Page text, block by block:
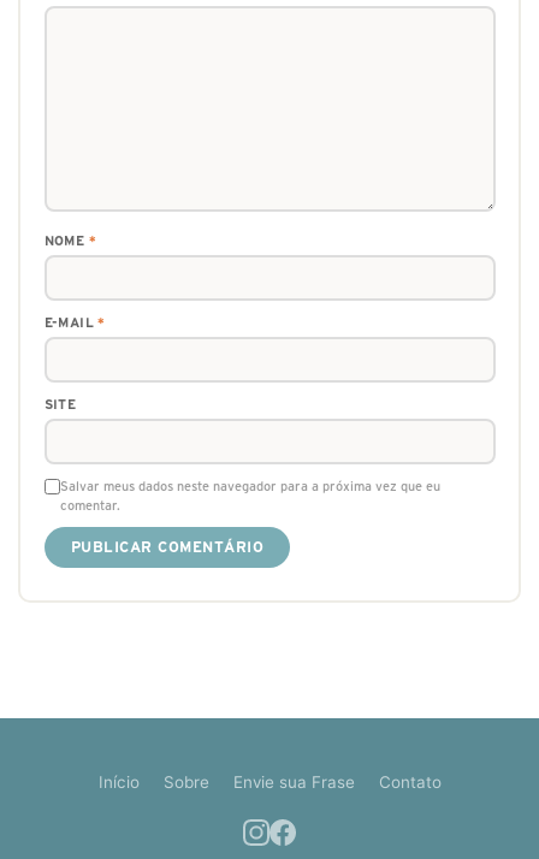
NOME *
E-MAIL*
SITE
Salvar meus dados neste navegador para a próxima vez que eu
comentar.
Início Sobre Envie sua Frase Contato